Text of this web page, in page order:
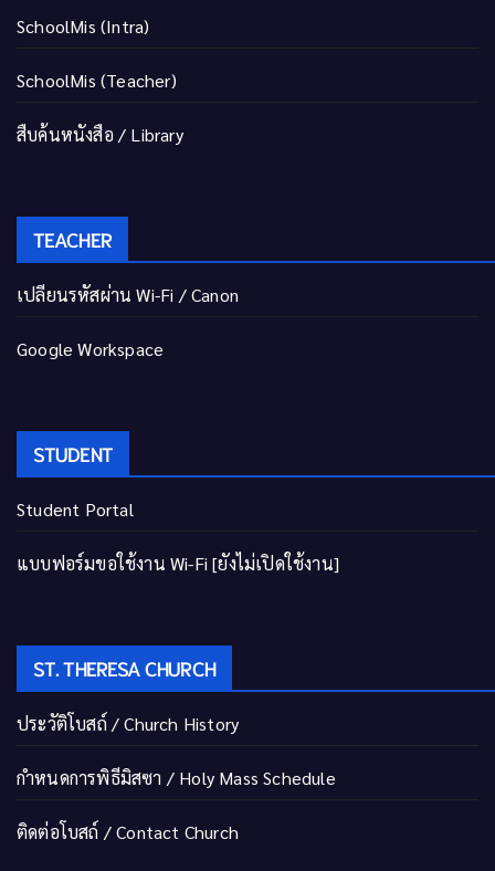
SchoolMis (Intra)
SchoolMis (Teacher)
สืบค้นหนังสือ / Library
TEACHER
เปลี่ยนรหัสผ่าน Wi-Fi / Canon
Google Workspace
STUDENT
Student Portal
แบบฟอร์มขอใช้งาน Wi-Fi [ยังไม่เปิดใช้งาน]
ST. THERESA CHURCH
ประวัติโบสถ์ / Church History
กำหนดการพิธีมิสซา / Holy Mass Schedule
ติดต่อโบสถ์ / Contact Church